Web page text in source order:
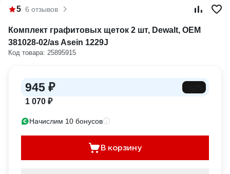
5 6 отзывов
Комплект графитовых щеток 2 шт, Dewalt, OEM
381028-02/as Asein 1229J
Код товара: 25895915
945 ₽
1 070 ₽
Начислим 10 бонусов
В корзину